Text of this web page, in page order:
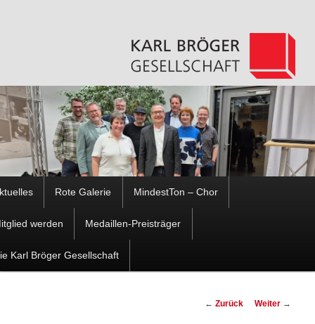
Zum
wechseln
Zum
Inhalt
Rote Galerie MindestTon – Chor
werden Medaillen-Preisträger
Karl Bröger Gesellschaft
Beitragsnavigation
← Zurück Weiter →